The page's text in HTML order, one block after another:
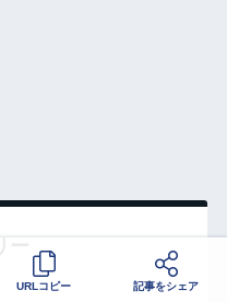
URLコピー 記事をシェア